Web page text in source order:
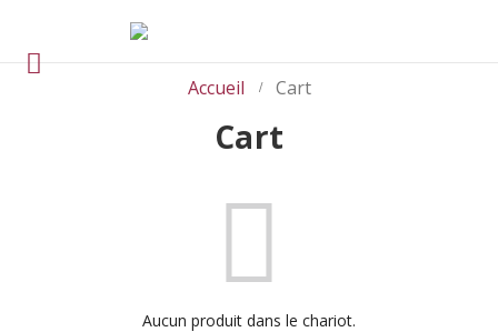
Accueil Cart
Cart
Aucun produit dans le chariot.